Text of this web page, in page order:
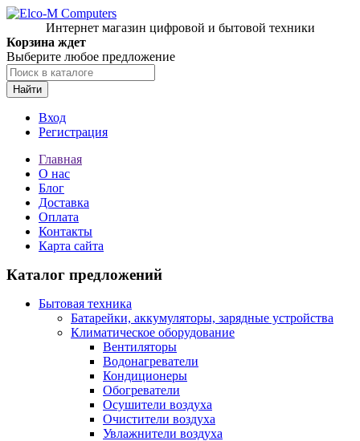
Интернет магазин цифровой и бытовой техники
Корзина ждет
Выберите любое предложение
Найти
Вход
Регистрация
Главная
О нас
Блог
Доставка
Оплата
Контакты
Карта сайта
Каталог предложений
Бытовая техника
Батарейки, аккумуляторы, зарядные устройства
Климатическое оборудование
Вентиляторы
Водонагреватели
Кондиционеры
Обогреватели
Осушители воздуха
Очистители воздуха
Увлажнители воздуха